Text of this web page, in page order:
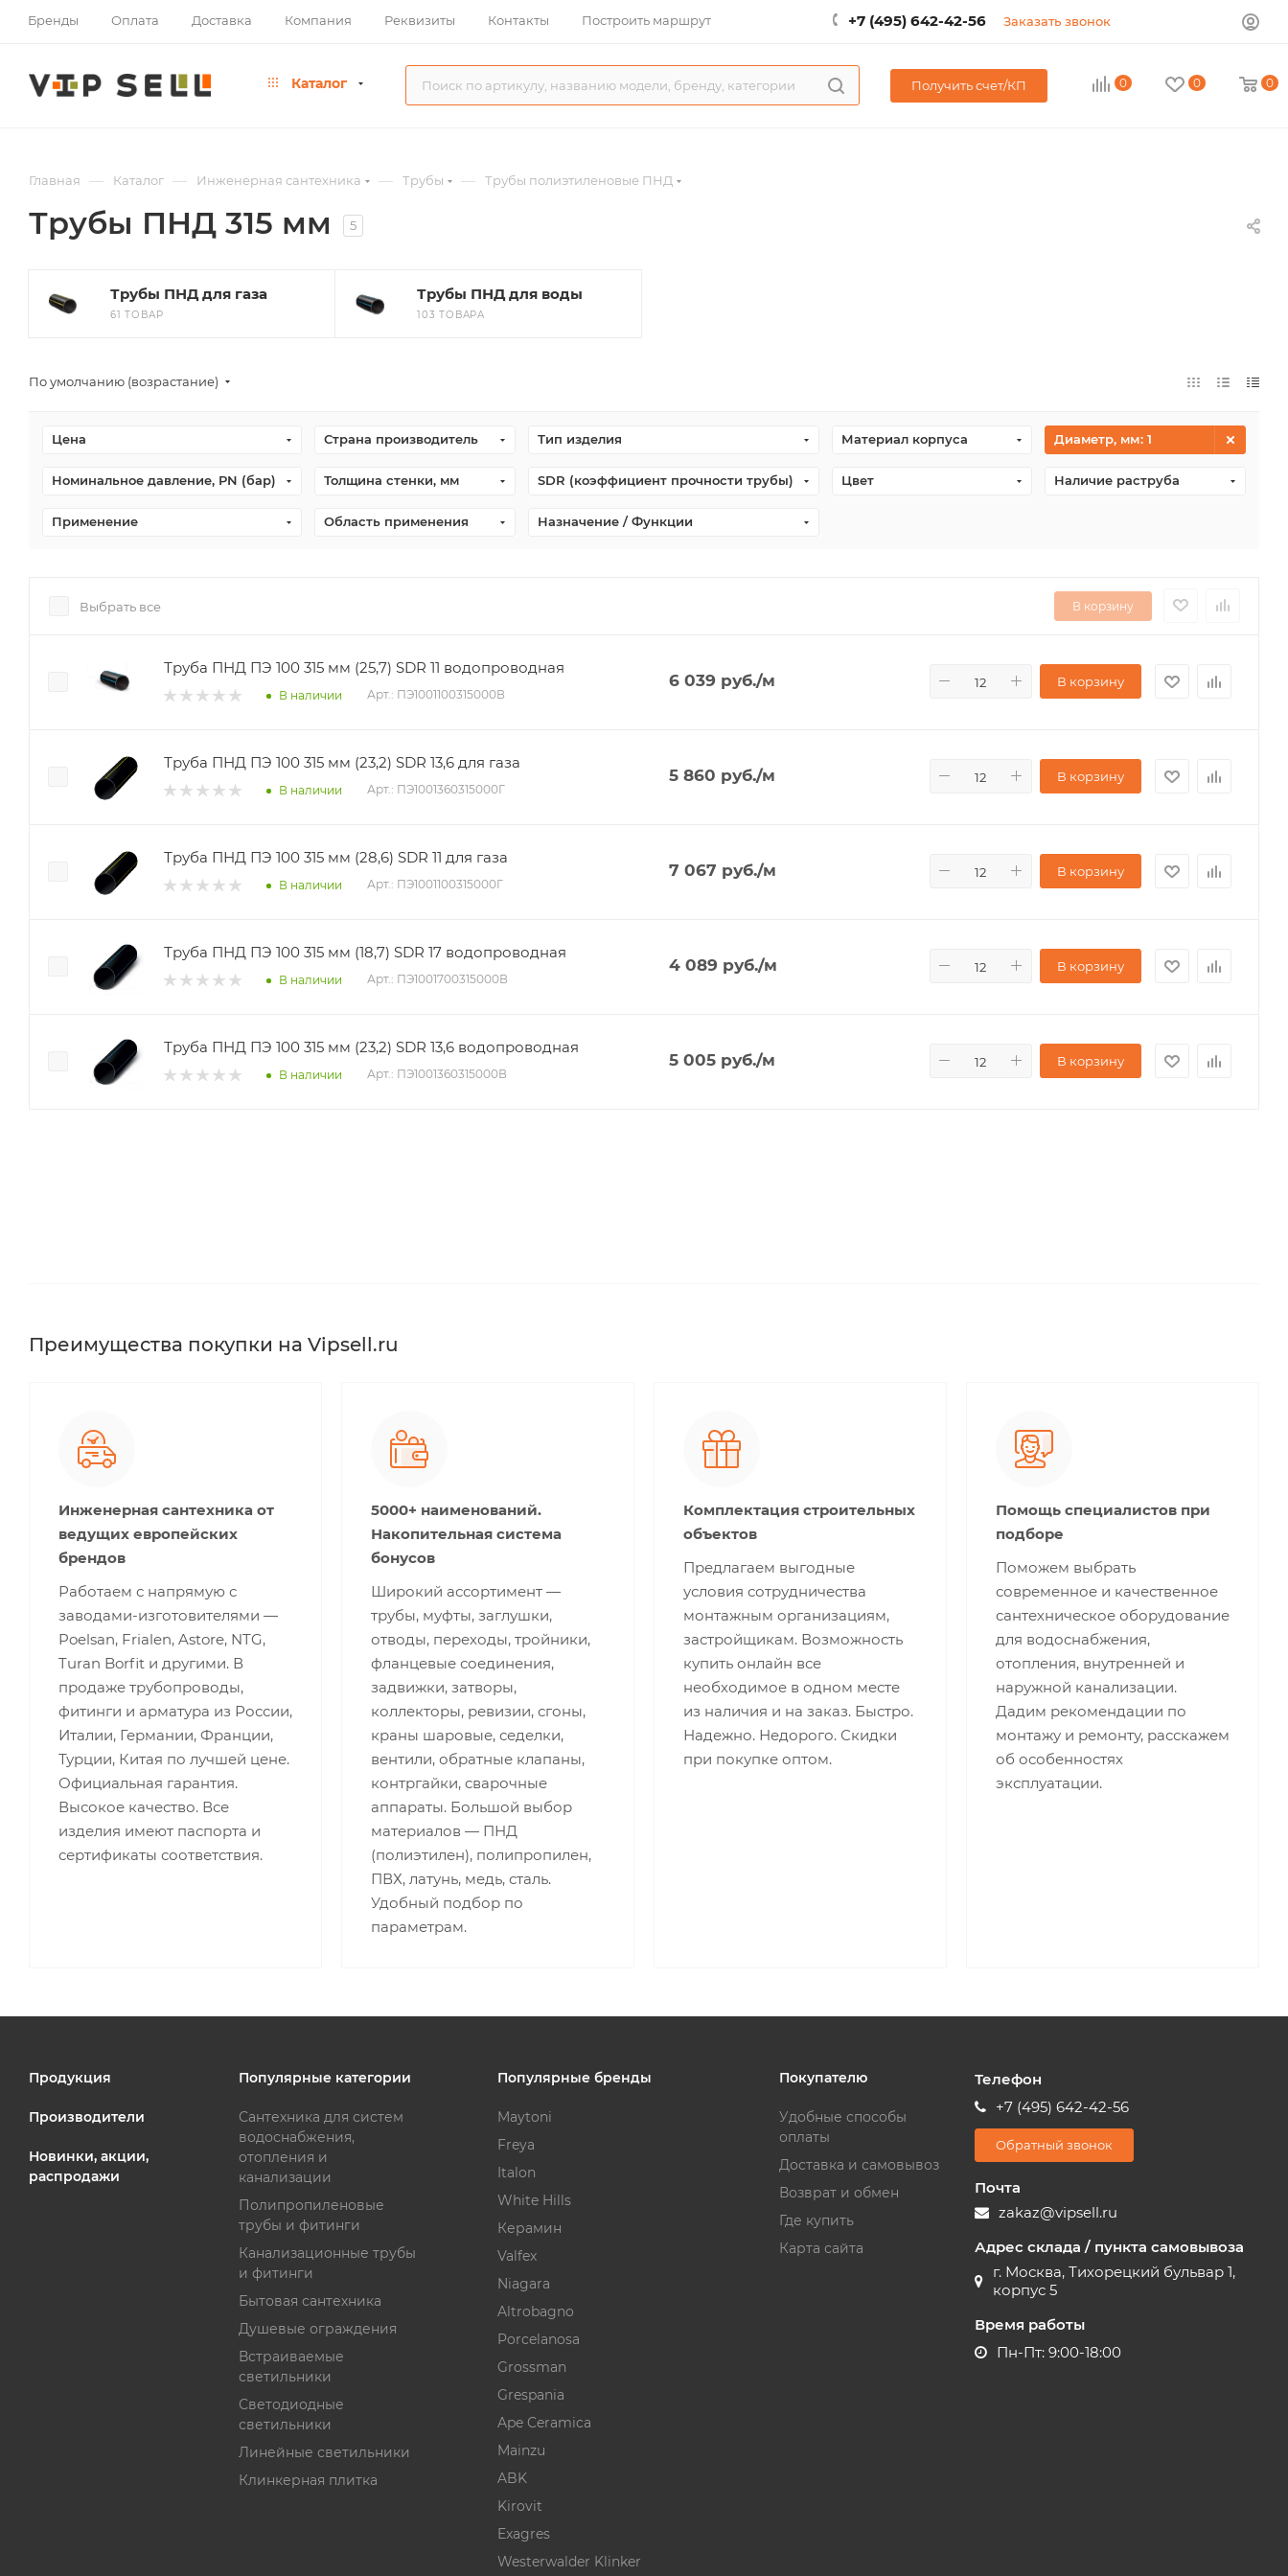
Бренды Оплата Доставка Компания Реквизиты Контакты Построить маршрут +7 (495) 642-42-56 Заказать звонок
Каталог Получить счет/КП 0 0 0
Главная — Каталог — Инженерная сантехника — Трубы — Трубы полиэтиленовые ПНД
Трубы ПНД 315 мм 5
Трубы ПНД для газа
61 ТОВАР
Трубы ПНД для воды
103 ТОВАРА
По умолчанию (возрастание)
Цена Страна производитель Тип изделия Материал корпуса Диаметр, мм: 1
Номинальное давление, PN (бар) Толщина стенки, мм SDR (коэффициент прочности трубы) Цвет Наличие раструба
Применение Область применения Назначение / Функции
Выбрать все В корзину
Труба ПНД ПЭ 100 315 мм (25,7) SDR 11 водопроводная
В наличии Арт.: ПЭ1001100315000В
6 039 руб./м В корзину
Труба ПНД ПЭ 100 315 мм (23,2) SDR 13,6 для газа
В наличии Арт.: ПЭ1001360315000Г
5 860 руб./м В корзину
Труба ПНД ПЭ 100 315 мм (28,6) SDR 11 для газа
В наличии Арт.: ПЭ1001100315000Г
7 067 руб./м В корзину
Труба ПНД ПЭ 100 315 мм (18,7) SDR 17 водопроводная
В наличии Арт.: ПЭ1001700315000В
4 089 руб./м В корзину
Труба ПНД ПЭ 100 315 мм (23,2) SDR 13,6 водопроводная
В наличии Арт.: ПЭ1001360315000В
5 005 руб./м В корзину
Преимущества покупки на Vipsell.ru
Инженерная сантехника от
ведущих европейских
брендов
Работаем с напрямую с
заводами-изготовителями —
Poelsan, Frialen, Astore, NTG,
Turan Borfit и другими. В
продаже трубопроводы,
фитинги и арматура из России,
Италии, Германии, Франции,
Турции, Китая по лучшей цене.
Официальная гарантия.
Высокое качество. Все
изделия имеют паспорта и
сертификаты соответствия.
5000+ наименований.
Накопительная система
бонусов
Широкий ассортимент —
трубы, муфты, заглушки,
отводы, переходы, тройники,
фланцевые соединения,
задвижки, затворы,
коллекторы, ревизии, сгоны,
краны шаровые, седелки,
вентили, обратные клапаны,
контргайки, сварочные
аппараты. Большой выбор
материалов — ПНД
(полиэтилен), полипропилен,
ПВХ, латунь, медь, сталь.
Удобный подбор по
параметрам.
Комплектация строительных
объектов
Предлагаем выгодные
условия сотрудничества
монтажным организациям,
застройщикам. Возможность
купить онлайн все
необходимое в одном месте
из наличия и на заказ. Быстро.
Надежно. Недорого. Скидки
при покупке оптом.
Помощь специалистов при
подборе
Поможем выбрать
современное и качественное
сантехническое оборудование
для водоснабжения,
отопления, внутренней и
наружной канализации.
Дадим рекомендации по
монтажу и ремонту, расскажем
об особенностях
эксплуатации.
Продукция
Производители
Новинки, акции,
распродажи
Популярные категории
Сантехника для систем
водоснабжения,
отопления и
канализации
Полипропиленовые
трубы и фитинги
Канализационные трубы
и фитинги
Бытовая сантехника
Душевые ограждения
Встраиваемые
светильники
Светодиодные
светильники
Линейные светильники
Клинкерная плитка
Популярные бренды
Maytoni
Freya
Italon
White Hills
Керамин
Valfex
Niagara
Altrobagno
Porcelanosa
Grossman
Grespania
Ape Ceramica
Mainzu
ABK
Kirovit
Exagres
Westerwalder Klinker
Покупателю
Удобные способы
оплаты
Доставка и самовывоз
Возврат и обмен
Где купить
Карта сайта
Телефон
+7 (495) 642-42-56
Обратный звонок
Почта
zakaz@vipsell.ru
Адрес склада / пункта самовывоза
г. Москва, Тихорецкий бульвар 1,
корпус 5
Время работы
Пн-Пт: 9:00-18:00